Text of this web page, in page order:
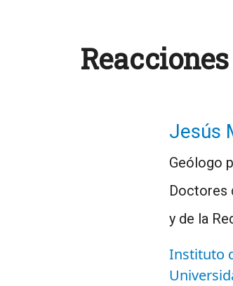
Reacciones
Jesús
Geólogo
Doctores
y de la
Instituto